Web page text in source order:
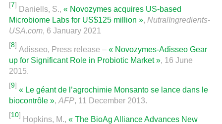
[7]
Daniells, S., « Novozymes acquires US-based
Microbiome Labs for US$125 million », NutralIngredients-
USA.com, 6 January 2021
[8]
Adisseo, Press release – « Novozymes-Adisseo Gear
up for Significant Role in Probiotic Market », 16 June
2015.
[9]
« Le géant de l’agrochimie Monsanto se lance dans le
biocontrôle », AFP, 11 December 2013.
[10]
Hopkins, M., « The BioAg Alliance Advances New